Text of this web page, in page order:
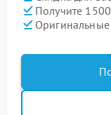
Получите